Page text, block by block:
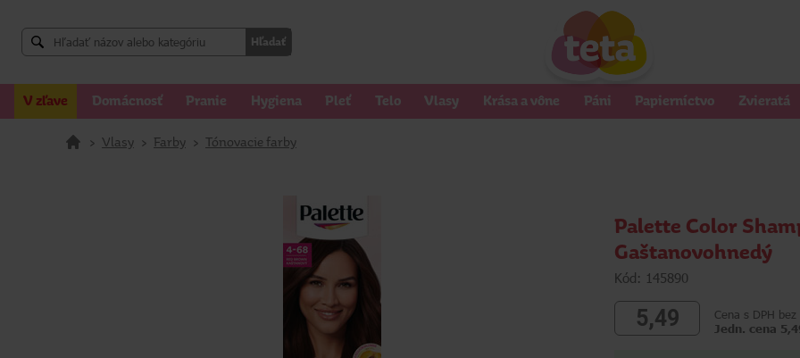
Hľadať
V zľave Domácnosť Pranie Hygiena Pleť Telo Vlasy Krása a vône Páni Papierníctvo Zvieratá
> Vlasy > Farby > Tónovacie farby
Palette Color
Gaštanovohnedý
Kód: 145890
5,49
Cena s DPH
Jedn. cena